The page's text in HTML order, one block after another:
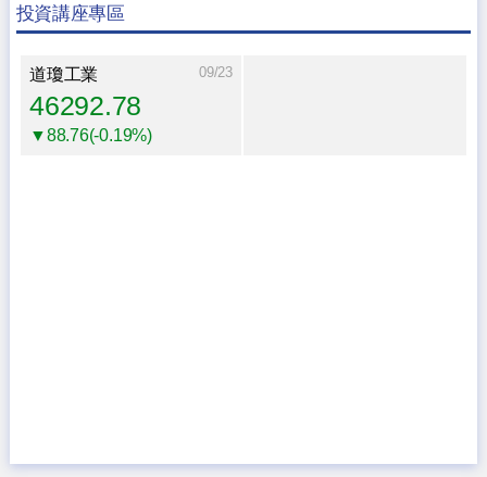
投資講座專區
道瓊工業 09/23
46292.78
▼88.76(-0.19%)